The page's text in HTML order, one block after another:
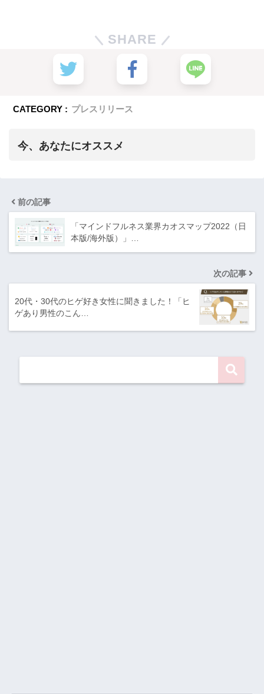
SHARE
CATEGORY : プレスリリース
今、あなたにオススメ
前の記事
「マインドフルネス業界カオスマップ2022（日
本版/海外版）」…
次の記事
20代・30代のヒゲ好き女性に聞きました！「ヒ
ゲあり男性のこん…